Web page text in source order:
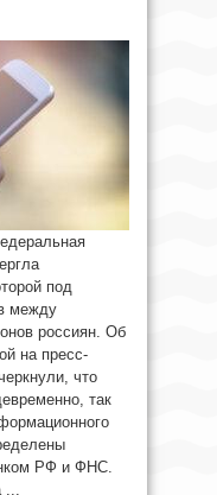
под
между
россиян. Об
на пресс-
что
так
РФ и ФНС.
...